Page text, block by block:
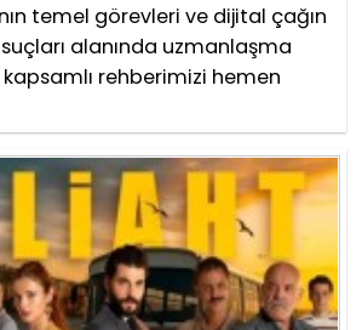
temel görevleri ve dijital çağın
alanında uzmanlaşma
kapsamlı rehberimizi hemen